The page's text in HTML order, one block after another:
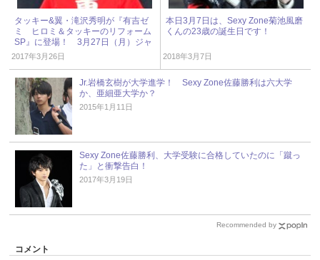
タッキー&翼・滝沢秀明が『有吉ゼ
ミ ヒロミ＆タッキーのリフォーム
SP』に登場！ 3月27日（月）ジャ
ニーズアイドル出演情報
2017年3月26日
本日3月7日は、Sexy Zone菊池風磨
くんの23歳の誕生日です！
2018年3月7日
Jr.岩橋玄樹が大学進学！ Sexy Zone佐藤勝利は六大学
か、亜細亜大学か？
2015年1月11日
Sexy Zone佐藤勝利、大学受験に合格していたのに「蹴っ
た」と衝撃告白！
2017年3月19日
Recommended by
コメント